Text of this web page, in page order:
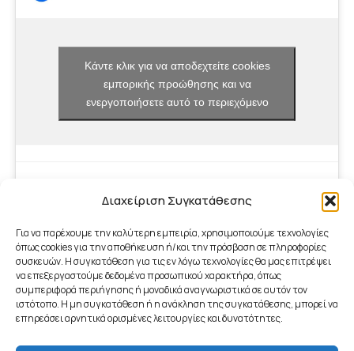
Διαχείριση Συγκατάθεσης
Για να παρέχουμε την καλύτερη εμπειρία, χρησιμοποιούμε τεχνολογίες
όπως cookies για την αποθήκευση ή/και την πρόσβαση σε πληροφορίες
συσκευών. Η συγκατάθεση για τις εν λόγω τεχνολογίες θα μας επιτρέψει
να επεξεργαστούμε δεδομένα προσωπικού χαρακτήρα, όπως
συμπεριφορά περιήγησης ή μοναδικά αναγνωριστικά σε αυτόν τον
ιστότοπο. Η μη συγκατάθεση ή η ανάκληση της συγκατάθεσης, μπορεί να
επηρεάσει αρνητικά ορισμένες λειτουργίες και δυνατότητες.
Κάντε κλικ για να αποδεχτείτε cookies
εμπορικής προώθησης και να
ενεργοποιήσετε αυτό το περιεχόμενο